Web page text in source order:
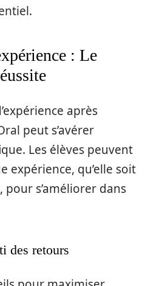
: Le
après
peut s’avérer
Les élèves peuvent
expérience, qu’elle soit
s’améliorer dans
des retours